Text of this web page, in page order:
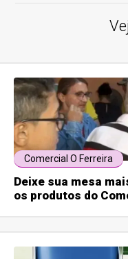
Comercial O Ferreira
Deixe sua mesa
os produtos do